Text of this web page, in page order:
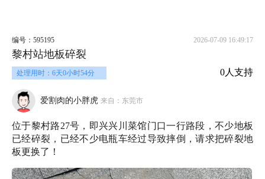
编号：595195 2026-07-09 16:49:17
黎村站地板碎裂
处理用时：6天0小时54分 0人支持
爱割肉的小胖虎 来自：东莞市
位于黎村路27号，即兴兴川菜馆门口一行路段，不少地板
已经碎裂，已经不少电瓶车经过导致摔倒，请求把碎裂地
板更换了！